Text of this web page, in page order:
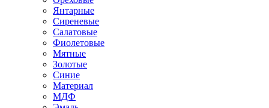
Янтарные
Сиреневые
Салатовые
Фиолетовые
Мятные
Золотые
Синие
Материал
МДФ